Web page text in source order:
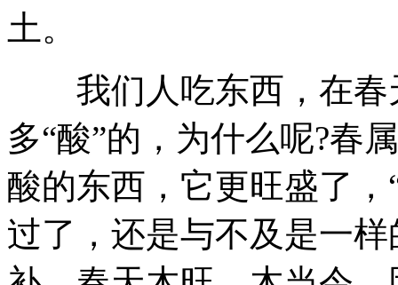
土。
我们人吃东西，在春
多“酸”的，为什么呢?春
酸的东西，它更旺盛了
过了，还是与不及是一